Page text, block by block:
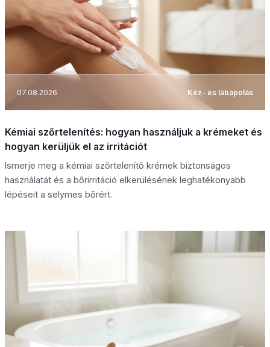
07.08.2026 Kéz- és lábápolás
Kémiai szőrtelenítés: hogyan használjuk a krémeket és
hogyan kerüljük el az irritációt
Ismerje meg a kémiai szőrtelenítő krémek biztonságos
használatát és a bőrirritáció elkerülésének leghatékonyabb
lépéseit a selymes bőrért.